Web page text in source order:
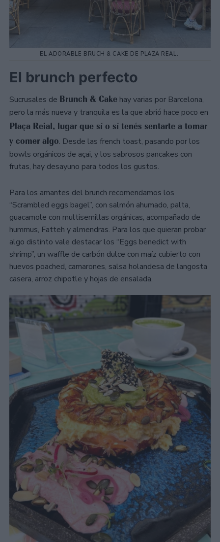
EL ADORABLE BRUCH & CAKE DE PLAZA REAL.
El brunch perfecto
Sucrusales de Brunch & Cake hay varias por Barcelona,
pero la más nueva y tranquila es la que abrió hace poco en
Plaça Reial, lugar que sí o sí tenés sentarte a tomar
y comer algo. Desde las french toast, pasando por los
bowls orgánicos de açai, y los sabrosos pancakes con
frutas, hay desayuno para todos los gustos.
Para los amantes del brunch recomendamos los
“Scrambled eggs bagel”, con salmón ahumado, palta,
guacamole con multisemillas orgánicas, acompañado de
hummus, Fatteh y almendras. Para los que quieran probar
algo distinto vale destacar los “Eggs benedict with
shrimp”, un waffle de carbón dulce con maíz cubierto con
huevos poached, camarones, salsa holandesa de langosta
casera, arroz chipotle y hojas de ensalada.